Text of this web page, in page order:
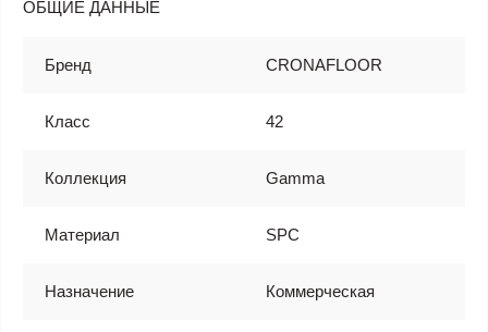
ОБЩИЕ ДАННЫЕ
Бренд CRONAFLOOR
Класс 42
Коллекция Gamma
Материал SPC
Назначение Коммерческая